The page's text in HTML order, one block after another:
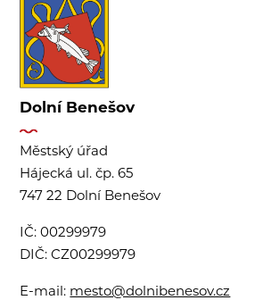
Dolní Benešov
Městský úřad
Hájecká ul. čp. 65
747 22 Dolní Benešov
IČ:00299979
DIČ:CZ00299979
E-mail: mesto@dolnibenesov.cz